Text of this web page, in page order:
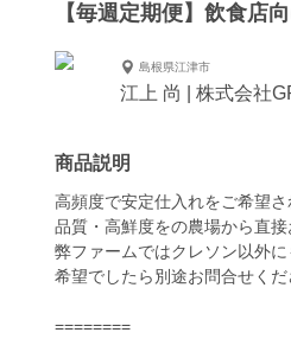
【毎週定期便】飲食
島根県江津市
江上 尚 | 株式会社
商品説明
高頻度で安定仕入れをご希望
品質・高鮮度をの農場から直接
弊ファームではクレソン以外
希望でしたら別途お問合せく
========